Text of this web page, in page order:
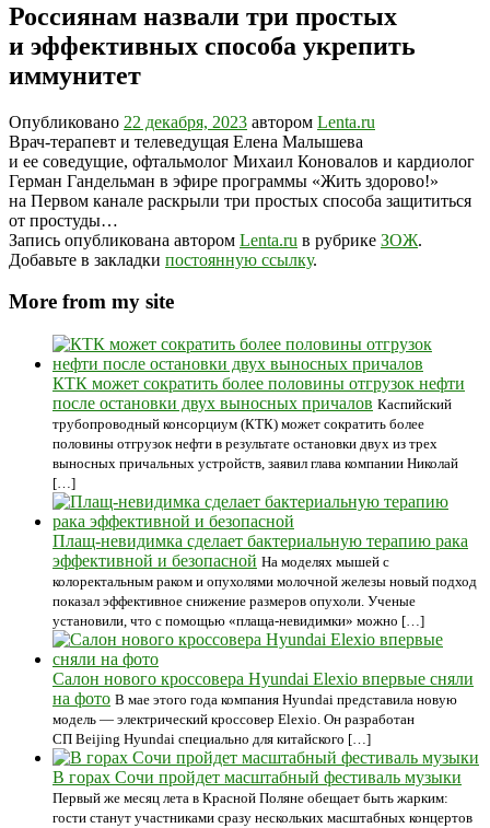
Россиянам назвали три простых
и эффективных способа укрепить
иммунитет
Опубликовано 22 декабря, 2023 автором Lenta.ru
Врач-терапевт и телеведущая Елена Малышева
и ее соведущие, офтальмолог Михаил Коновалов и кардиолог
Герман Гандельман в эфире программы «Жить здорово!»
на Первом канале раскрыли три простых способа защититься
от простуды…
Запись опубликована автором Lenta.ru в рубрике ЗОЖ.
Добавьте в закладки постоянную ссылку.
More from my site
КТК может сократить более половины отгрузок нефти
после остановки двух выносных причалов Каспийский
трубопроводный консорциум (КТК) может сократить более
половины отгрузок нефти в результате остановки двух из трех
выносных причальных устройств, заявил глава компании Николай
[…]
Плащ-невидимка сделает бактериальную терапию рака
эффективной и безопасной На моделях мышей с
колоректальным раком и опухолями молочной железы новый подход
показал эффективное снижение размеров опухоли. Ученые
установили, что с помощью «плаща-невидимки» можно […]
Салон нового кроссовера Hyundai Elexio впервые сняли
на фото В мае этого года компания Hyundai представила новую
модель — электрический кроссовер Elexio. Он разработан
СП Beijing Hyundai специально для китайского […]
В горах Сочи пройдет масштабный фестиваль музыки
Первый же месяц лета в Красной Поляне обещает быть жарким:
гости станут участниками сразу нескольких масштабных концертов